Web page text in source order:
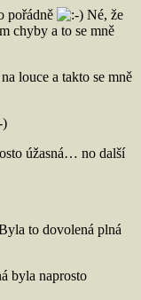
pořádně
Né, že
chyby a to se mně
louce a takto se mně
úžasná… no další
to dovolená plná
byla naprosto